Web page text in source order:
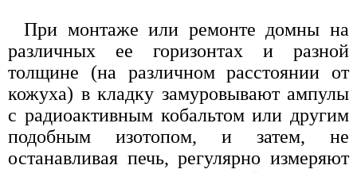
При монтаже или ремонте домны на
различных ее горизонтах и разной
толщине (на различном расстоянии от
кожуха) в кладку замуровывают ампулы
с радиоактивным кобальтом или другим
подобным изотопом, и затем, не
останавливая печь, регулярно измеряют